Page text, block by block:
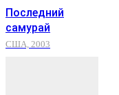
Последний
самурай
США, 2003